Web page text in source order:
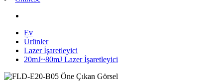
Ev
Ürünler
Lazer İşaretleyici
20mJ~80mJ Lazer İşaretleyici